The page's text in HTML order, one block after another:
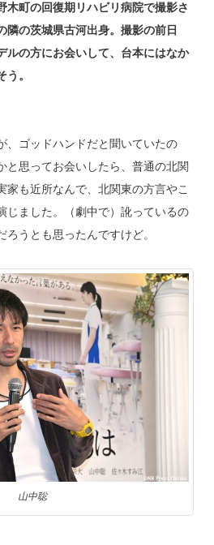
木町の回復期リハビリ病院で撮影さ
隣の茨城県古河出身。撮影の前日
ルの方にお会いして、台本にはなか
。
、ゴッドハンドだと聞いていたの
と思ってお会いしたら、普通の北関
家も近所なんで、北関東の方言やこ
じました。（劇中で）訛っているの
うとも思ったんですけど。
山中聡